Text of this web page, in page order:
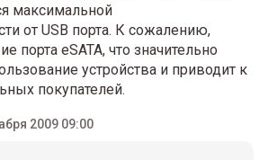
максимальной
от USB порта. К сожалению,
порта eSATA, что значительно
устройства и приводит к
покупателей.
2009 09:00